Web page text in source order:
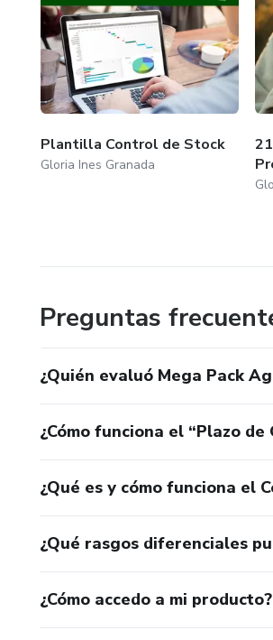
Plantilla Control de Stock
Gloria Ines Granada
Preguntas
¿Quién evaluó Mega Pack
¿Cómo funciona el “Plazo de
¿Qué es y cómo funciona el
¿Qué rasgos diferenciales
¿Cómo accedo a mi producto?